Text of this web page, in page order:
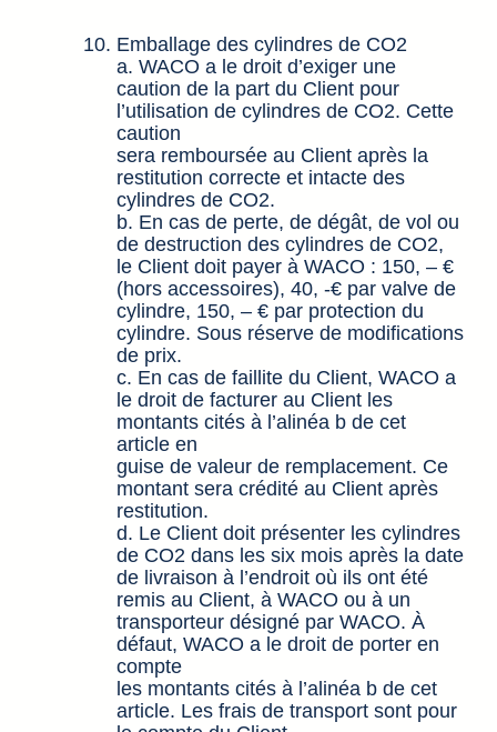
Emballage des cylindres de CO2
a. WACO a le droit d’exiger une
caution de la part du Client pour
l’utilisation de cylindres de CO2. Cette
caution
sera remboursée au Client après la
restitution correcte et intacte des
cylindres de CO2.
b. En cas de perte, de dégât, de vol ou
de destruction des cylindres de CO2,
le Client doit payer à WACO : 150, – €
(hors accessoires), 40, -€ par valve de
cylindre, 150, – € par protection du
cylindre. Sous réserve de modifications
de prix.
c. En cas de faillite du Client, WACO a
le droit de facturer au Client les
montants cités à l’alinéa b de cet
article en
guise de valeur de remplacement. Ce
montant sera crédité au Client après
restitution.
d. Le Client doit présenter les cylindres
de CO2 dans les six mois après la date
de livraison à l’endroit où ils ont été
remis au Client, à WACO ou à un
transporteur désigné par WACO. À
défaut, WACO a le droit de porter en
compte
les montants cités à l’alinéa b de cet
article. Les frais de transport sont pour